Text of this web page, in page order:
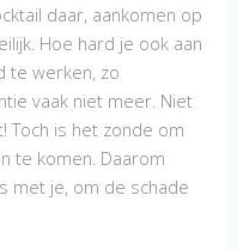
daar, aankomen op
Hoe hard je ook aan
te werken, zo
vaak niet meer. Niet
Toch is het zonde om
te komen. Daarom
met je, om de schade